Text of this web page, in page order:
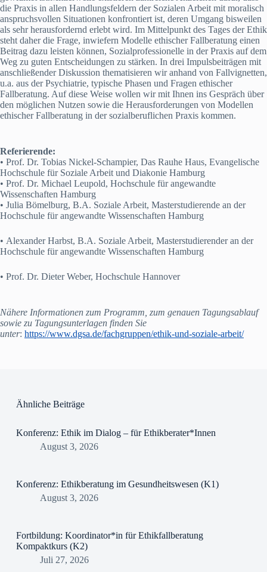
die Praxis in allen Handlungsfeldern der Sozialen Arbeit mit moralisch
anspruchsvollen Situationen konfrontiert ist, deren Umgang bisweilen
als sehr herausfordernd erlebt wird. Im Mittelpunkt des Tages der Ethik
steht daher die Frage, inwiefern Modelle ethischer Fallberatung einen
Beitrag dazu leisten können, Sozialprofessionelle in der Praxis auf dem
Weg zu guten Entscheidungen zu stärken. In drei Impulsbeiträgen mit
anschließender Diskussion thematisieren wir anhand von Fallvignetten,
u.a. aus der Psychiatrie, typische Phasen und Fragen ethischer
Fallberatung. Auf diese Weise wollen wir mit Ihnen ins Gespräch über
den möglichen Nutzen sowie die Herausforderungen von Modellen
ethischer Fallberatung in der sozialberuflichen Praxis kommen.
Referierende:
• Prof. Dr. Tobias Nickel-Schampier, Das Rauhe Haus, Evangelische
Hochschule für Soziale Arbeit und Diakonie Hamburg
• Prof. Dr. Michael Leupold, Hochschule für angewandte
Wissenschaften Hamburg
• Julia Bömelburg, B.A. Soziale Arbeit, Masterstudierende an der
Hochschule für angewandte Wissenschaften Hamburg
• Alexander Harbst, B.A. Soziale Arbeit, Masterstudierender an der
Hochschule für angewandte Wissenschaften Hamburg
• Prof. Dr. Dieter Weber, Hochschule Hannover
Nähere Informationen zum Programm, zum genauen Tagungsablauf
sowie zu Tagungsunterlagen finden Sie
unter: https://www.dgsa.de/fachgruppen/ethik-und-soziale-arbeit/
Ähnliche Beiträge
Konferenz: Ethik im Dialog – für Ethikberater*Innen
August 3, 2026
Konferenz: Ethikberatung im Gesundheitswesen (K1)
August 3, 2026
Fortbildung: Koordinator*in für Ethikfallberatung
Kompaktkurs (K2)
Juli 27, 2026